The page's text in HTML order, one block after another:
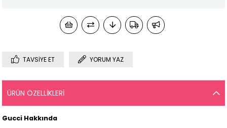
TAVSIYE ET YORUM YAZ
ÜRÜN ÖZELLIKLERI
Gucci Hakkında